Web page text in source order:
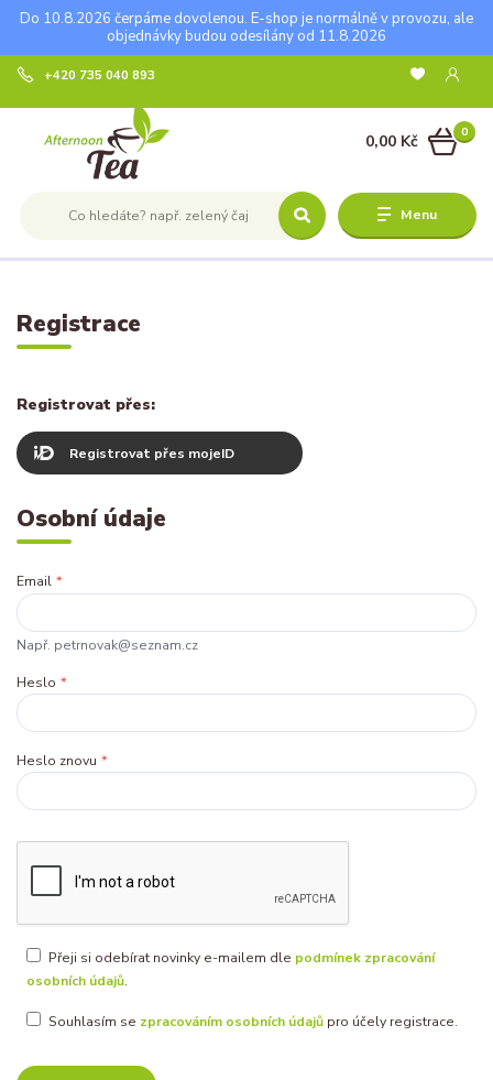
Do 10.8.2026 čerpáme dovolenou. E-shop je normálně v provozu, ale
objednávky budou odesílány od 11.8.2026
Menu
+420 735 040 893
0
0,00 Kč
Registrace
Registrovat přes:
Registrovat přes mojeID
Osobní údaje
Email *
Např. petrnovak@seznam.cz
Heslo *
Heslo znovu *
Přeji si odebírat novinky e-mailem dle podmínek zpracování
osobních údajů.
Souhlasím se zpracováním osobních údajůpro účely registrace.